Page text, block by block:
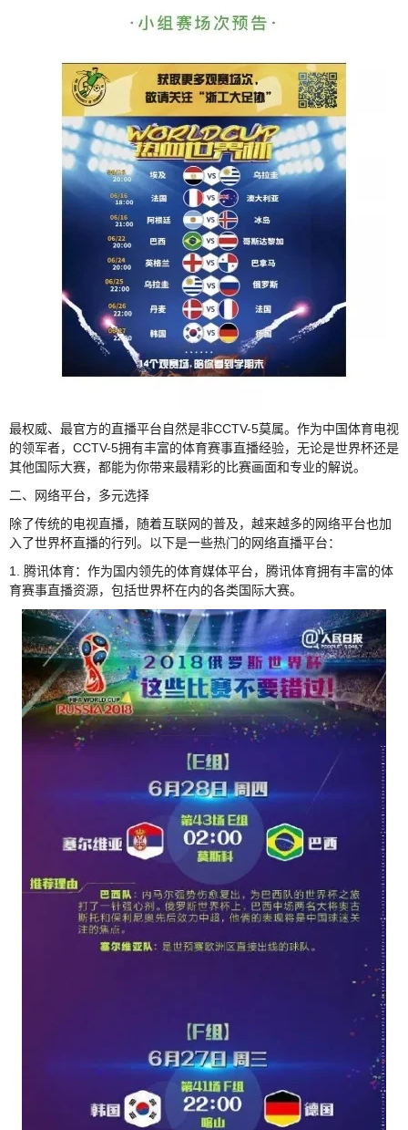
最权威、最官方的直播平台自然是非CCTV-5莫属。作为中国体育电视
的领军者，CCTV-5拥有丰富的体育赛事直播经验，无论是世界杯还是
其他国际大赛，都能为你带来最精彩的比赛画面和专业的解说。
二、网络平台，多元选择
除了传统的电视直播，随着互联网的普及，越来越多的网络平台也加
入了世界杯直播的行列。以下是一些热门的网络直播平台：
1. 腾讯体育：作为国内领先的体育媒体平台，腾讯体育拥有丰富的体
育赛事直播资源，包括世界杯在内的各类国际大赛。